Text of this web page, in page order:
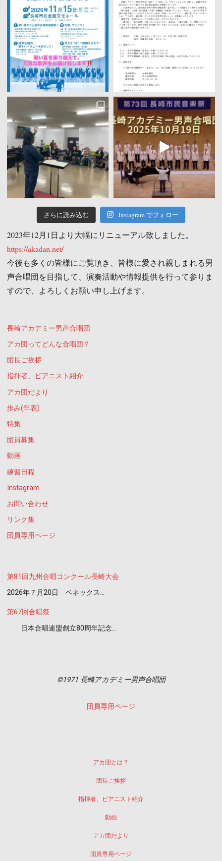
さらに読み込む Instagram でフォロー
2023年12月1日より大幅にリニューアル致しました。
https://akadan.net/
今後も多くの皆様にご覧頂き、皆様に愛され親しまれる男
声合唱団を目指して、演奏活動や情報提供を行って参りま
すので、よろしくお願い申し上げます。
長崎アカデミー男声合唱団
アカ団ってどんな合唱団？
団長ご挨拶
指揮者、ピアニスト紹介
アカ団だより
歩み(年表)
特集
団員募集
動画
練習日程
Instagram
お問い合わせ
リンク集
団員専用ページ
第81回九州合唱コンクール長崎大会
2026年７月20日 ベネックス…
第67回合唱祭
日本合唱連盟創立80周年記念…
©1971 長崎アカデミー男声合唱団
団員専用ページ
アカ団とは？
団長ご挨拶
指揮者、ピアニスト紹介
動画
アカ団だより
団員専用ページ